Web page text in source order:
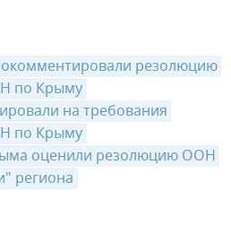
резолюцию
по Крыму
на требования
по Крыму
оценили резолюцию ООН
региона